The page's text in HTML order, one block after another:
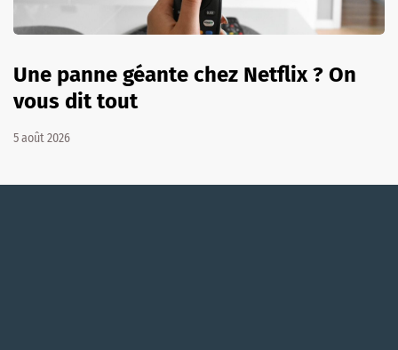
Une panne géante chez Netflix ? On
vous dit tout
5 août 2026